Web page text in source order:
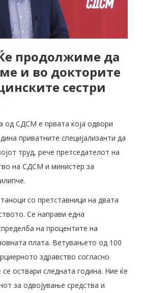
продолжиме да
и во докторите
сестри
од СДСМ е првата која одвори
приватните специјализанти да
труд, рече претседателот на
на СДСМ и министер за
со претставници на двата
Се направи една
на процентите на
плата. Ветувањето од 100
здравство согласно
оствари следната година. Ние ќе
за одвојување средства и